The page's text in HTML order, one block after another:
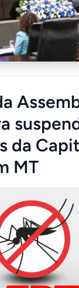
da
MT